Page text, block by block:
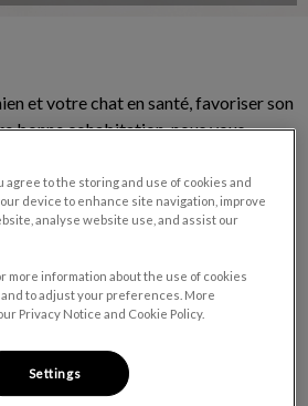
et votre chat en santé, favoriser son
bonne cohabitation, nous vous
ce qu’on peut faire pour votre poilu
services
agree to the storing and use of cookies and
device to enhance site navigation, improve
analyse website use, and assist our
more information about the use of cookies
to adjust your preferences. More
Privacy Notice and Cookie Policy.
Settings